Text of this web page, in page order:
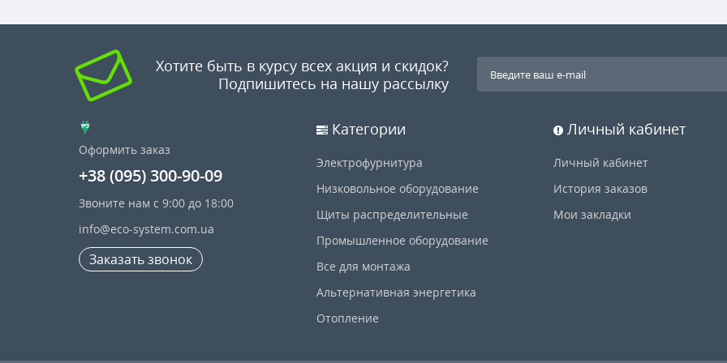
Хотите быть в курсу всех акция и скидок?
Подпишитесь на нашу рассылку
Оформить заказ
+38 (095) 300-90-09
Звоните нам с 9:00 до 18:00
info@eco-system.com.ua
Заказать звонок
Категории
Электрофурнитура
Низковольное оборудование
Щиты распределительные
Промышленное оборудование
Все для монтажа
Альтернативная энергетика
Отопление
Личный кабинет
Личный кабинет
История заказов
Мои закладки